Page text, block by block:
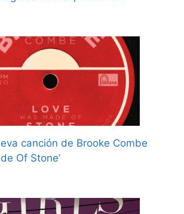
canción de Brooke Combe
Of Stone’